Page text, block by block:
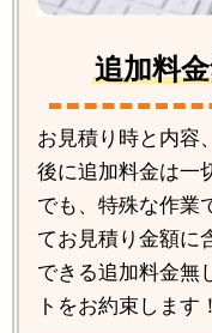
追加料
お見積り時と内容
後に追加料金は一
でも、特殊な作業
てお見積り金額に
できる追加料金無
トをお約束します！